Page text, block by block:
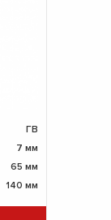
ГВ
7 мм
65 мм
140 мм